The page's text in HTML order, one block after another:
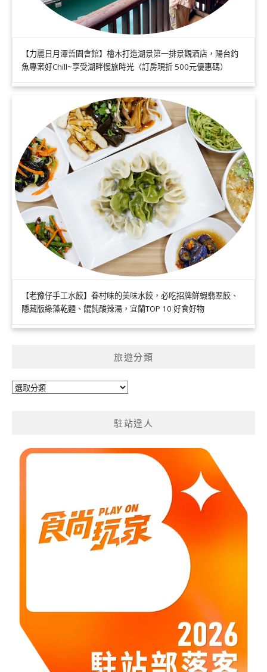
【力麗日月潭哲園會館】檜木打造湖景第一排景觀酒店，陽台釣
魚專案好Chill~享受湖畔慢旅時光（訂房現折 500元優惠碼）
【老豫仔手工水餃】眷村味的美味水餃，必吃招牌鮮蝦翡翠餃、
隱藏版綠藻乾麵、餛飩酸辣湯，宜蘭TOP 10 好食好物
旅遊分類
旅
駐站達人